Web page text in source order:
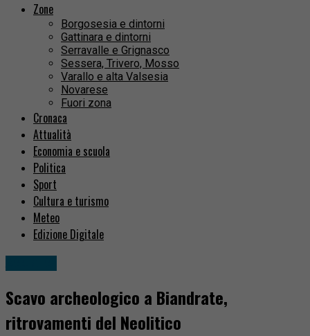
Zone
Borgosesia e dintorni
Gattinara e dintorni
Serravalle e Grignasco
Sessera, Trivero, Mosso
Varallo e alta Valsesia
Novarese
Fuori zona
Cronaca
Attualità
Economia e scuola
Politica
Sport
Cultura e turismo
Meteo
Edizione Digitale
Scavo archeologico a Biandrate,
ritrovamenti del Neolitico